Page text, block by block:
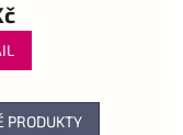
PRODUKTY